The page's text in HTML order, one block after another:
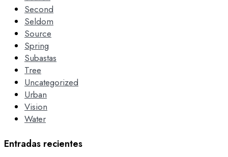
Second
Seldom
Source
Spring
Subastas
Tree
Uncategorized
Urban
Vision
Water
Entradas recientes